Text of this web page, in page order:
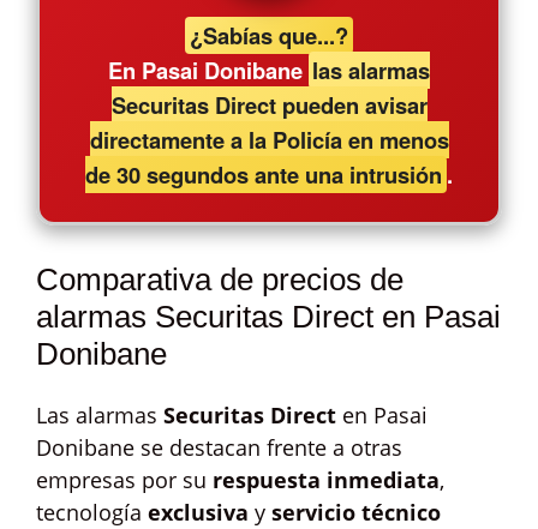
¿Sabías que...?
En Pasai Donibane las alarmas
Securitas Direct pueden avisar
directamente a la Policía en menos
de 30 segundos ante una intrusión .
Comparativa de precios de
alarmas Securitas Direct en Pasai
Donibane
Las alarmas Securitas Direct en Pasai
Donibane se destacan frente a otras
empresas por su respuesta inmediata,
tecnología exclusiva y servicio técnico